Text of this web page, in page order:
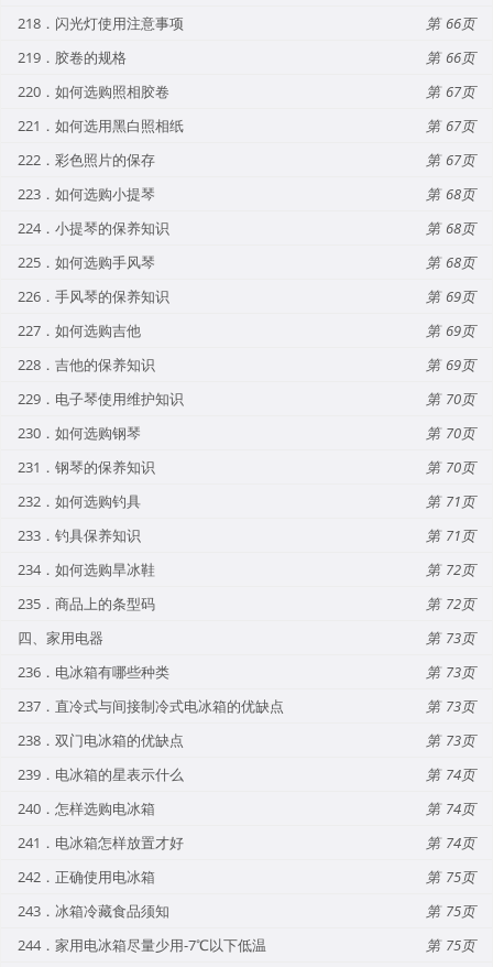
218．闪光灯使用注意事项
66
219．胶卷的规格
66
220．如何选购照相胶卷
67
221．如何选用黑白照相纸
67
222．彩色照片的保存
67
223．如何选购小提琴
68
224．小提琴的保养知识
68
225．如何选购手风琴
68
226．手风琴的保养知识
69
227．如何选购吉他
69
228．吉他的保养知识
69
229．电子琴使用维护知识
70
230．如何选购钢琴
70
231．钢琴的保养知识
70
232．如何选购钓具
71
233．钓具保养知识
71
234．如何选购旱冰鞋
72
235．商品上的条型码
72
四、家用电器
73
236．电冰箱有哪些种类
73
237．直冷式与间接制冷式电冰箱的优缺点
73
238．双门电冰箱的优缺点
73
239．电冰箱的星表示什么
74
240．怎样选购电冰箱
74
241．电冰箱怎样放置才好
74
242．正确使用电冰箱
75
243．冰箱冷藏食品须知
75
244．家用电冰箱尽量少用-7℃以下低温
75